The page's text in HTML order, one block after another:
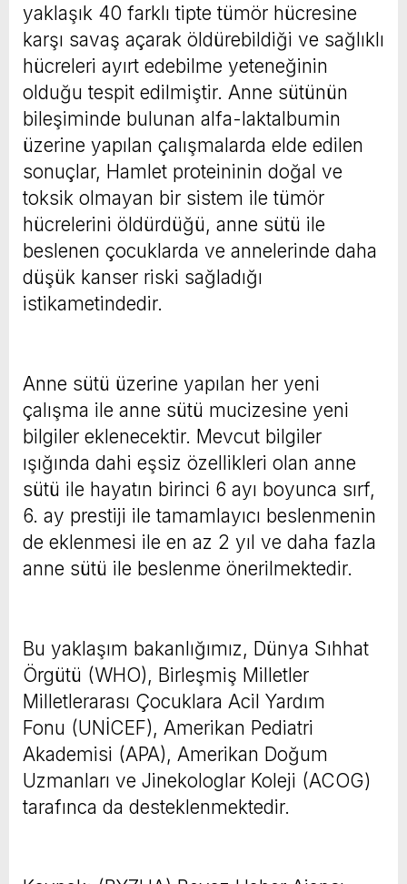
yaklaşık 40 farklı tipte tümör hücresine
karşı savaş açarak öldürebildiği ve sağlıklı
hücreleri ayırt edebilme yeteneğinin
olduğu tespit edilmiştir. Anne sütünün
bileşiminde bulunan alfa-laktalbumin
üzerine yapılan çalışmalarda elde edilen
sonuçlar, Hamlet proteininin doğal ve
toksik olmayan bir sistem ile tümör
hücrelerini öldürdüğü, anne sütü ile
beslenen çocuklarda ve annelerinde daha
düşük kanser riski sağladığı
istikametindedir.
Anne sütü üzerine yapılan her yeni
çalışma ile anne sütü mucizesine yeni
bilgiler eklenecektir. Mevcut bilgiler
ışığında dahi eşsiz özellikleri olan anne
sütü ile hayatın birinci 6 ayı boyunca sırf,
6. ay prestiji ile tamamlayıcı beslenmenin
de eklenmesi ile en az 2 yıl ve daha fazla
anne sütü ile beslenme önerilmektedir.
Bu yaklaşım bakanlığımız, Dünya Sıhhat
Örgütü (WHO), Birleşmiş Milletler
Milletlerarası Çocuklara Acil Yardım
Fonu (UNİCEF), Amerikan Pediatri
Akademisi (APA), Amerikan Doğum
Uzmanları ve Jinekologlar Koleji (ACOG)
tarafınca da desteklenmektedir.